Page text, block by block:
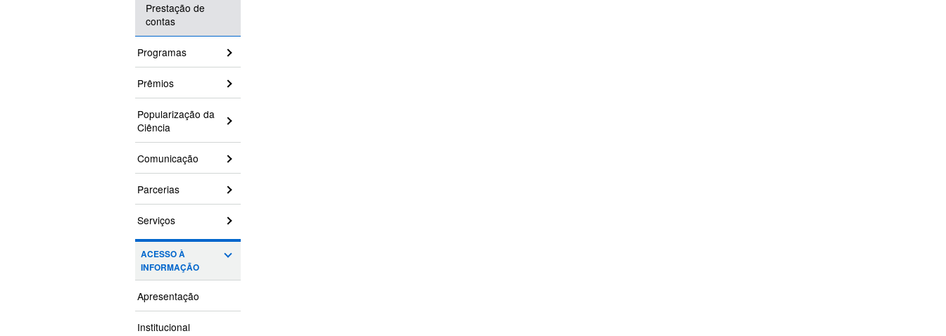
Prestação de
contas
Programas
Prêmios
Popularização da
Ciência
Comunicação
Parcerias
Serviços
ACESSO À
INFORMAÇÃO
Apresentação
Institucional